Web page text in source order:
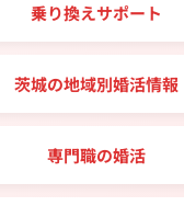
🔑 乗り換えサポート
🗾 茨城の地域別婚活情報
💼 専門職の婚活